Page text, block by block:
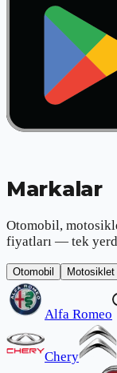
Markalar
Otomobil,
fiyatları — tek
Otomobil Motosiklet
Alfa Romeo
Chery